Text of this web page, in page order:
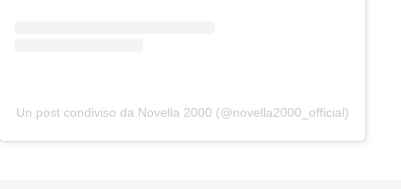
Un post condiviso da Novella 2000 (@novella2000_official)